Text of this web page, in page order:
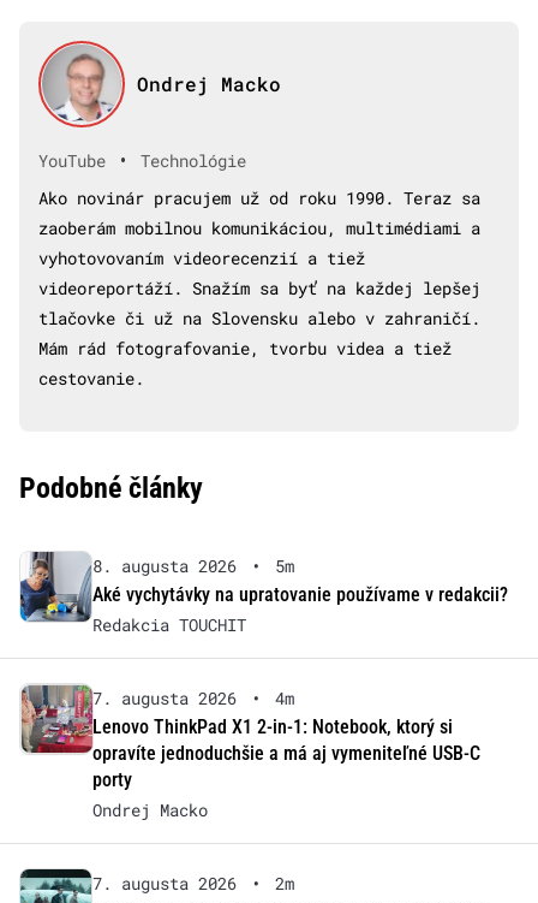
Ondrej Macko
YouTube •
Technológie
Ako novinár pracujem už od roku 1990. Teraz sa
zaoberám mobilnou komunikáciou, multimédiami a
vyhotovovaním videorecenzií a tiež
videoreportáží. Snažím sa byť na každej lepšej
tlačovke či už na Slovensku alebo v zahraničí.
Mám rád fotografovanie, tvorbu videa a tiež
cestovanie.
Podobné články
8. augusta 2026 •
5m
Aké vychytávky na upratovanie používame v redakcii?
Redakcia TOUCHIT
7. augusta 2026 •
4m
Lenovo ThinkPad X1 2-in-1: Notebook, ktorý si
opravíte jednoduchšie a má aj vymeniteľné USB-C
porty
Ondrej Macko
7. augusta 2026 •
2m